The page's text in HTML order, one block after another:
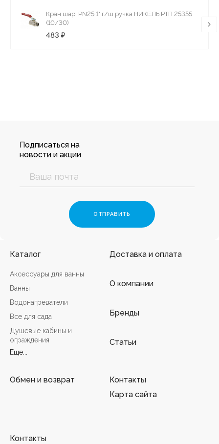
Кран шар. PN25 1" г/ш ручка НИКЕЛЬ РТП 25355
(10/30)
483 ₽
Подписаться на
новости и акции
Каталог
Аксессуары для ванны
Ванны
Водонагреватели
Все для сада
Душевые кабины и
ограждения
Еще...
Доставка и оплата
О компании
Бренды
Статьи
Обмен и возврат
Контакты
Карта сайта
Контакты